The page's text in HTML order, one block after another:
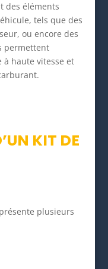
des éléments
tels que des
ou encore des
permettent
à haute vitesse et
KIT DE
plusieurs